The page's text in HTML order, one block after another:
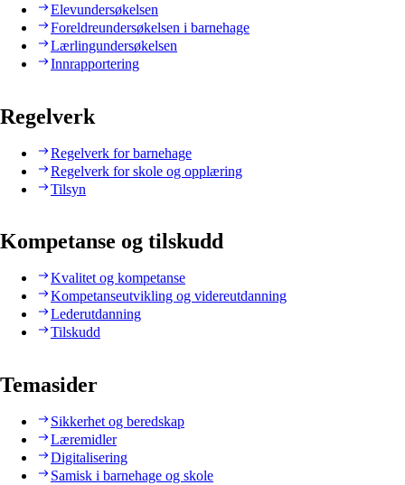
Elevundersøkelsen
Foreldreundersøkelsen i barnehage
Lærlingundersøkelsen
Innrapportering
Regelverk
Regelverk for barnehage
Regelverk for skole og opplæring
Tilsyn
Kompetanse og tilskudd
Kvalitet og kompetanse
Kompetanseutvikling og videreutdanning
Lederutdanning
Tilskudd
Temasider
Sikkerhet og beredskap
Læremidler
Digitalisering
Samisk i barnehage og skole